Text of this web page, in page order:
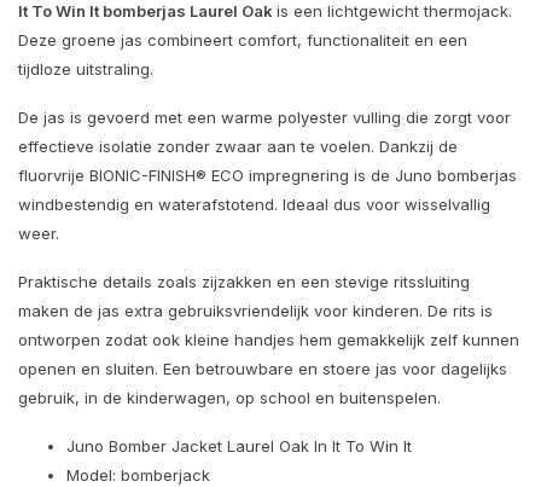
It To Win It bomberjas Laurel Oakis een lichtgewicht thermojack.
Deze groene jas combineert comfort, functionaliteit en een
tijdloze uitstraling.
De jas is gevoerd met een warme polyester vulling die zorgt voor
effectieve isolatie zonder zwaar aan te voelen. Dankzij de
fluorvrije BIONIC-FINISH® ECO impregnering is de Juno bomberjas
windbestendig en waterafstotend. Ideaal dus voor wisselvallig
weer.
Praktische details zoals zijzakken en een stevige ritssluiting
maken de jas extra gebruiksvriendelijk voor kinderen. De rits is
ontworpen zodat ook kleine handjes hem gemakkelijk zelf kunnen
openen en sluiten. Een betrouwbare en stoere jas voor dagelijks
gebruik, in de kinderwagen, op school en buitenspelen.
Juno Bomber Jacket Laurel Oak In It To Win It
Model: bomberjack